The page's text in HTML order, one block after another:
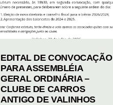
EDITAL DE CONVOCAÇÃO
PARA ASSEMBLÉIA
GERAL ORDINÁRIA –
CLUBE DE CARROS
ANTIGO DE VALINHOS